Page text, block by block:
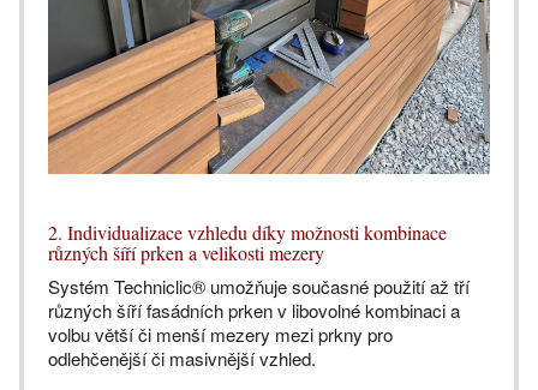
2. Individualizace vzhledu díky možnosti kombinace
různých šíří prken a velikosti mezery
Systém Techniclic® umožňuje současné použití až tří
různých šíří fasádních prken v libovolné kombinaci a
volbu větší či menší mezery mezi prkny pro
odlehčenější či masivnější vzhled.